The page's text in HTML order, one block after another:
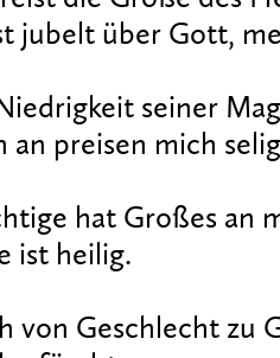
jubelt über Gott,
seiner
an preisen mich
hat Großes an
ist heilig.
von Geschlecht zu